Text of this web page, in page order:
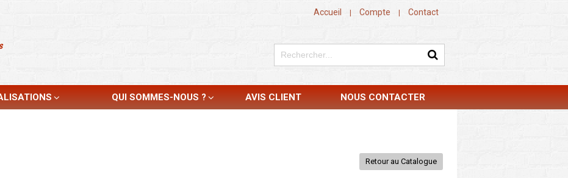
Accueil | Compte | Contact
QUI SOMMES-NOUS ? AVIS CLIENT NOUS CONTACTER
Retour au Catalogue